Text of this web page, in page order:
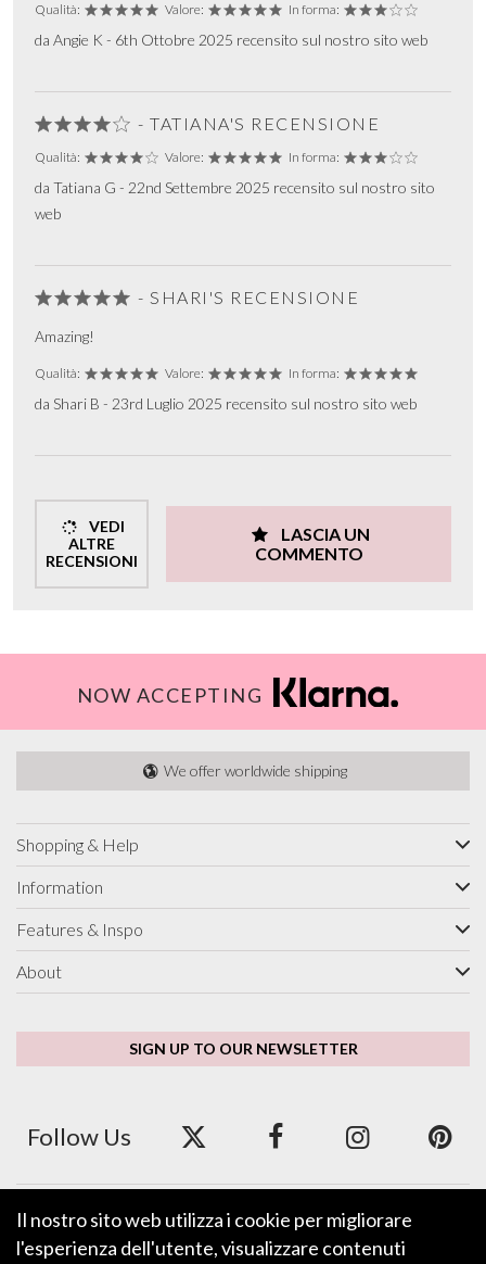
Qualità: Valore: In forma:
da Angie K - 6th Ottobre 2025 recensito sul nostro sito web
- TATIANA'S RECENSIONE
Qualità: Valore: In forma:
da Tatiana G - 22nd Settembre 2025 recensito sul nostro sito
web
- SHARI'S RECENSIONE
Amazing!
Qualità: Valore: In forma:
da Shari B - 23rd Luglio 2025 recensito sul nostro sito web
VEDI
ALTRE
RECENSIONI
LASCIA UN
COMMENTO
NOW ACCEPTING
We offer worldwide shipping
Shopping & Help
Information
Features & Inspo
About
SIGN UP TO OUR NEWSLETTER
Follow Us
We accept ApplePay, GooglePay, PayPal and Credit/Debit Card.
Il nostro sito web utilizza i cookie per migliorare
l'esperienza dell'utente, visualizzare contenuti